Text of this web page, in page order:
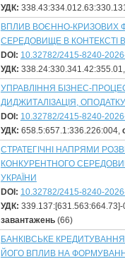
УДК:
ВПЛИВ ВОЄННО-КРИЗОВИХ
СЕРЕДОВИЩЕ В КОНТЕКСТІ
DOI: 10.32782/2415-8240-
УДК: 338.24:330.341.42:355.01,
УПРАВЛІННЯ БІЗНЕС-
ДИДЖИТАЛІЗАЦІЯ,
DOI: 10.32782/2415-8240-
УДК: 658.5:657.1:336.226:004,
СТРАТЕГІЧНІ НАПРЯМИ
КОНКУРЕНТНОГО
УКРАЇНИ
DOI: 10.32782/2415-8240-
УДК:
завантажень(66)
БАНКІВСЬКЕ
ЙОГО ВПЛИВ НА